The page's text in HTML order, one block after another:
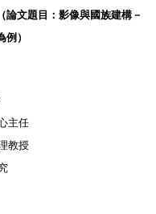
論文題目：影像與國族建構－
）
主任
教授